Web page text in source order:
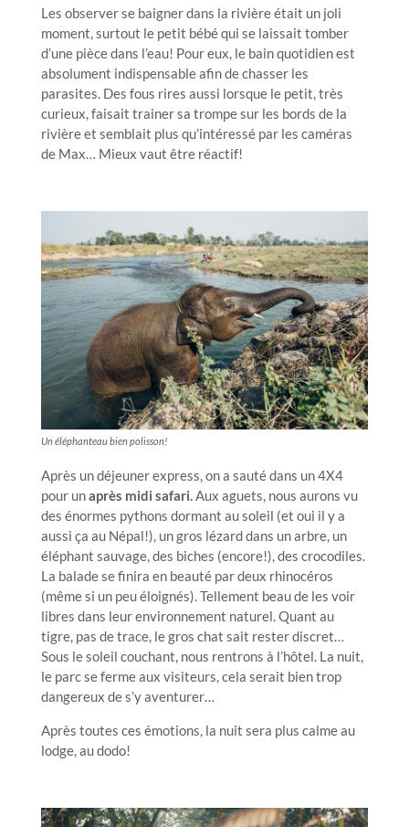
Les observer se baigner dans la rivière était un joli
moment, surtout le petit bébé qui se laissait tomber
d’une pièce dans l’eau! Pour eux, le bain quotidien est
absolument indispensable afin de chasser les
parasites. Des fous rires aussi lorsque le petit, très
curieux, faisait trainer sa trompe sur les bords de la
rivière et semblait plus qu’intéressé par les caméras
de Max… Mieux vaut être réactif!
Un éléphanteau bien polisson!
Après un déjeuner express, on a sauté dans un 4X4
pour unaprès midi safari.Aux aguets, nous aurons vu
des énormes pythons dormant au soleil (et oui il y a
aussi ça au Népal!), un gros lézard dans un arbre, un
éléphant sauvage, des biches (encore!), des crocodiles.
La balade se finira en beauté par deux rhinocéros
(même si un peu éloignés). Tellement beau de les voir
libres dans leur environnement naturel. Quant au
tigre, pas de trace, le gros chat sait rester discret…
Sous le soleil couchant, nous rentrons à l’hôtel. La nuit,
le parc se ferme aux visiteurs, cela serait bien trop
dangereux de s’y aventurer…
Après toutes ces émotions, la nuit sera plus calme au
lodge, au dodo!